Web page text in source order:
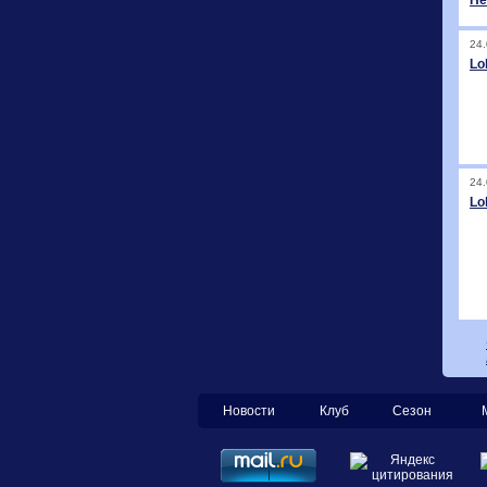
Новости Клуб Сезон